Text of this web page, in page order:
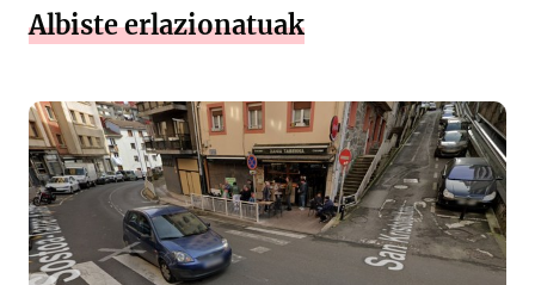
Albiste erlazionatuak